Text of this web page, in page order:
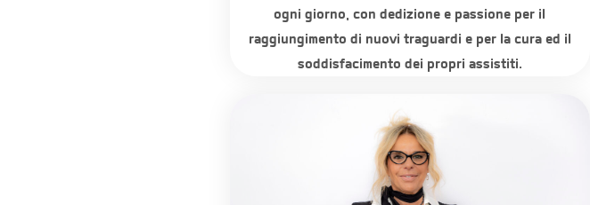
ogni giorno, con dedizione e passione per il
raggiungimento di nuovi traguardi e per la cura ed il
soddisfacimento dei propri assistiti.